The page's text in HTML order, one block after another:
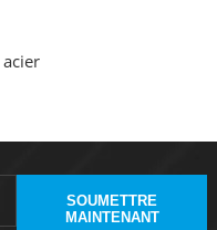
acier
SOUMETTRE
MAINTENANT